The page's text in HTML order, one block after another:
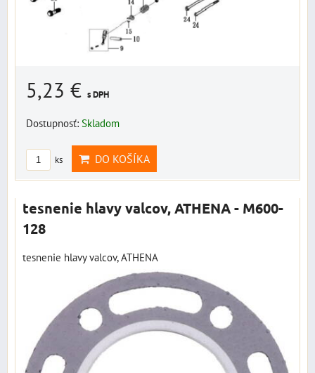
5,23 € s DPH
Dostupnosť: Skladom
ks DO KOŠÍKA
tesnenie hlavy valcov, ATHENA - M600-
128
tesnenie hlavy valcov, ATHENA